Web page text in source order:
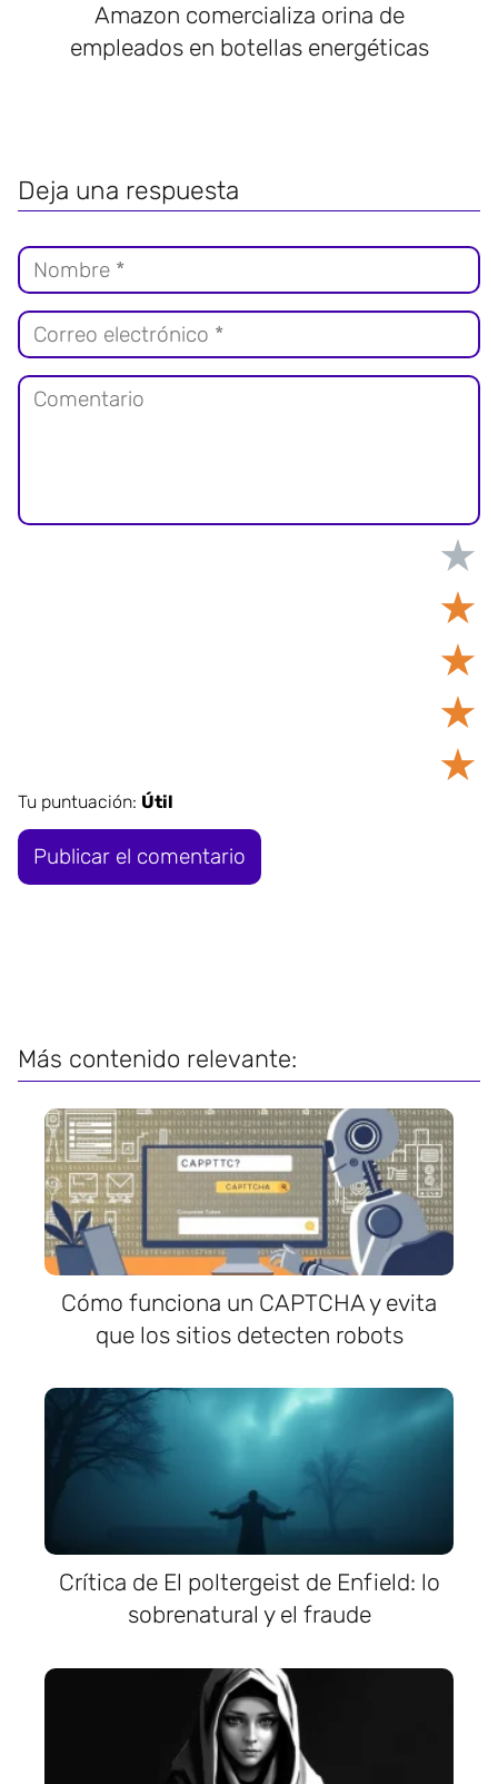
Amazon comercializa orina de
empleados en botellas energéticas
Deja una respuesta
★
★
★
★
★
Tu puntuación: Útil
Más contenido relevante:
Cómo funciona un CAPTCHA y evita
que los sitios detecten robots
Crítica de El poltergeist de Enfield: lo
sobrenatural y el fraude